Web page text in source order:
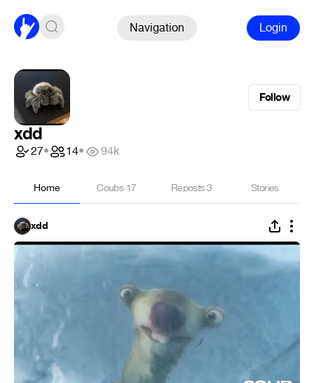
Navigation Login
Follow
xdd
27• 14• 94k
Home Coubs 17 Reposts3 Stories
xdd